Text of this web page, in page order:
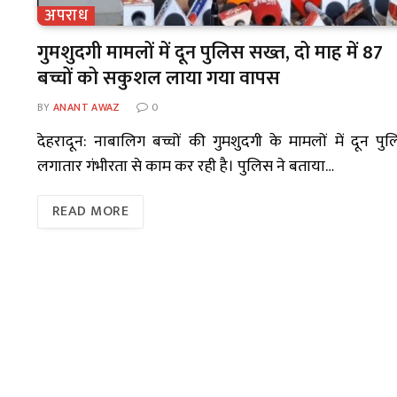
अपराध
गुमशुदगी मामलों में दून पुलिस सख्त, दो माह में 87
बच्चों को सकुशल लाया गया वापस
BY ANANT AWAZ 0
देहरादून: नाबालिग बच्चों की गुमशुदगी के मामलों में दून
लगातार गंभीरता से काम कर रही है। पुलिस ने बताया…
READ MORE